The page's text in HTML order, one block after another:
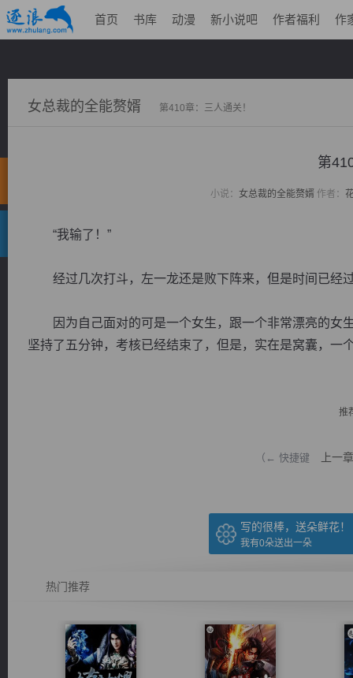
首页 书库 动漫 新小说吧 作者福利 作
女总裁的全能赘婿 第410章：三人通关！
第
小说： 女总裁的全能赘婿作者：
“我输了！”
经过几次打斗，左一龙还是败下阵来，但是时间已经
因为自己面对的可是一个女生，跟一个非常漂亮的女
坚持了五分钟，考核已经结束了，但是，实在是窝囊，一
推
（← 快捷键 上一章
写的很棒，送朵鲜花！
我有0朵送出一朵
热门推荐